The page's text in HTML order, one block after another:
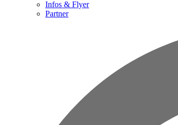
Infos & Flyer
Partner